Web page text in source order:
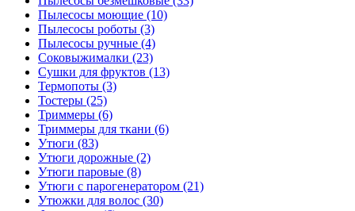
Пылесосы моющие (10)
Пылесосы роботы (3)
Пылесосы ручные (4)
Соковыжималки (23)
Сушки для фруктов (13)
Термопоты (3)
Тостеры (25)
Триммеры (6)
Триммеры для ткани (6)
Утюги (83)
Утюги дорожные (2)
Утюги паровые (8)
Утюги с парогенератором (21)
Утюжки для волос (30)